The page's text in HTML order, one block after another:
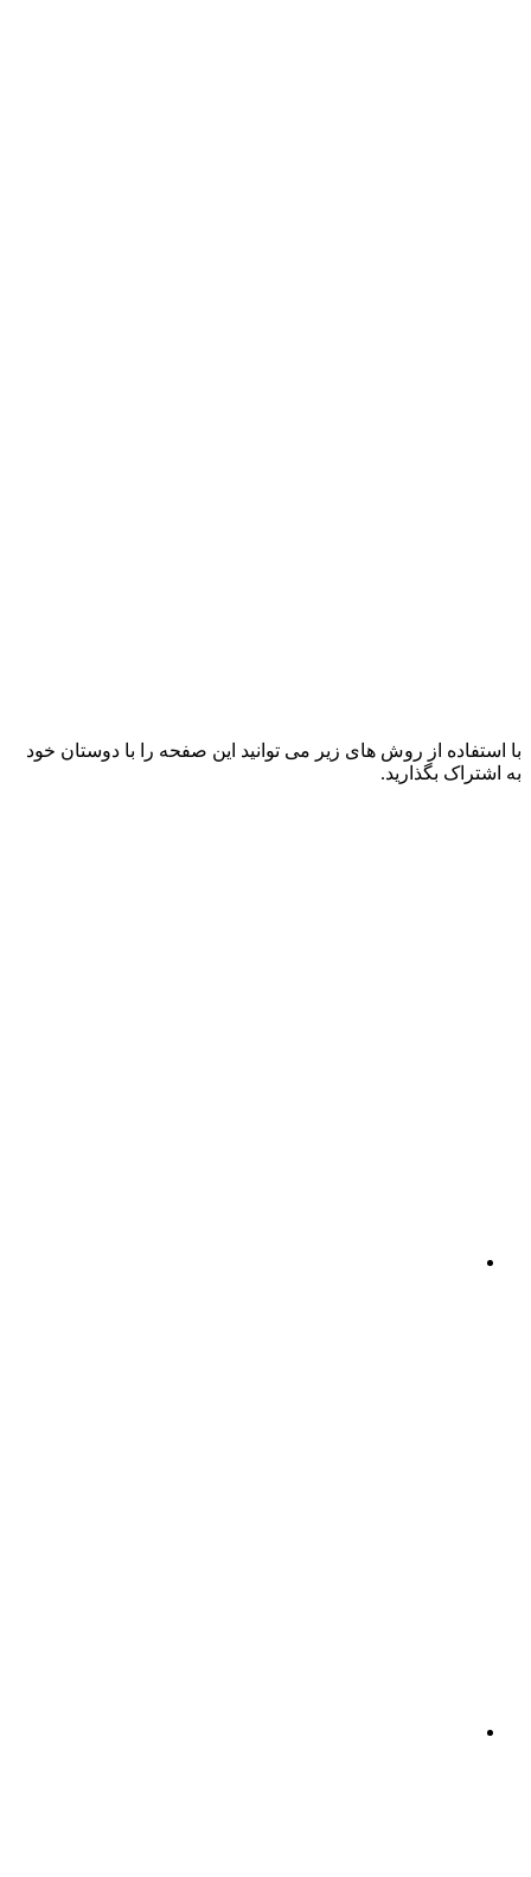
با استفاده از روش های زیر می توانید این صفحه را با دوستان خود
به اشتراک بگذارید.